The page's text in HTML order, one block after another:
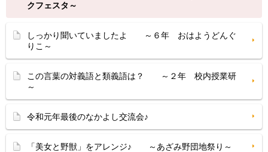
クフェスタ～
しっかり聞いていましたよ ～６年 おはようどんぐ
りこ～
この言葉の対義語と類義語は？ ～２年 校内授業研
～
令和元年最後のなかよし交流会♪
「美女と野獣」をアレンジ♪ ～あざみ野団地祭り～